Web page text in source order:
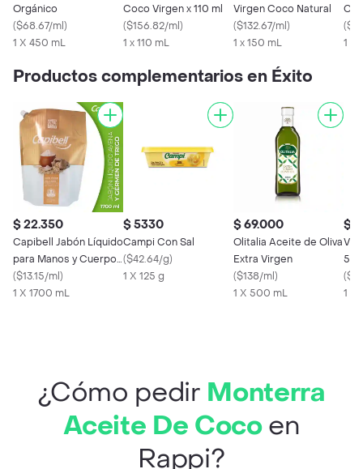
Orgánico
($68.67/ml)
1 X 450 mL
Coco Virgen x 110 ml
($156.82/ml)
1 x 110 mL
Virgen Coco Natural
($132.67/ml)
1 x 150 mL
(
1 X
Productos complementarios en Éxito
$ 22.350
Capibell Jabón Líquido
para Manos y Cuerpo
con Avena y Trigo
($13.15/ml)
1 X 1700 mL
$ 5330
Campi Con Sal
($42.64/g)
1 X 125 g
$ 69.000
Olitalia Aceite de Oliva
Extra Virgen
($138/ml)
1 X 500 mL
$
(
1 X
¿Cómo pedir Monterra
Aceite De Cocoen
Rappi?